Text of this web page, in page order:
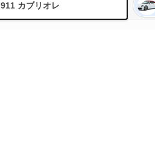
911 カブリオレ